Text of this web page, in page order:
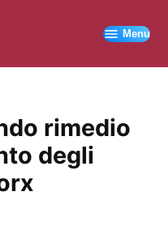
Menu
rimedio
degli